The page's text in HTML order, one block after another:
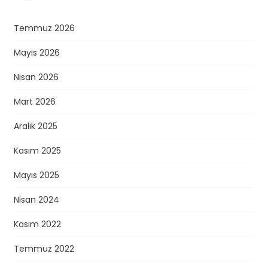
Temmuz 2026
Mayıs 2026
Nisan 2026
Mart 2026
Aralık 2025
Kasım 2025
Mayıs 2025
Nisan 2024
Kasım 2022
Temmuz 2022